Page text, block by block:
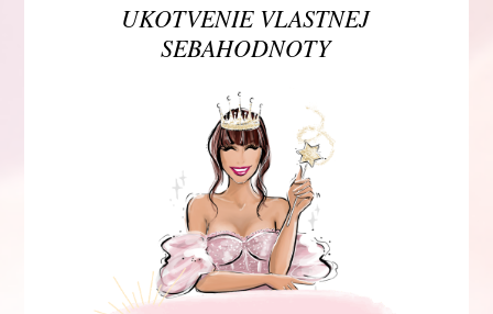
UKOTVENIE VLASTNEJ
SEBAHODNOTY